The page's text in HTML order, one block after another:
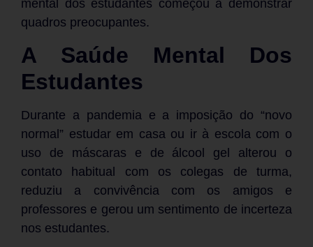
mental dos estudantes começou a demonstrar
quadros preocupantes.
A Saúde Mental Dos
Estudantes
Durante a pandemia e a imposição do “novo
normal” estudar em casa ou ir à escola com o
uso de máscaras e de álcool gel alterou o
contato habitual com os colegas de turma,
reduziu a convivência com os amigos e
professores e gerou um sentimento de incerteza
nos estudantes.